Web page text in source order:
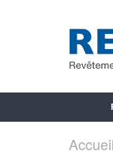
Accueil